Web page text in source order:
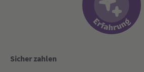
Sicher zahlen